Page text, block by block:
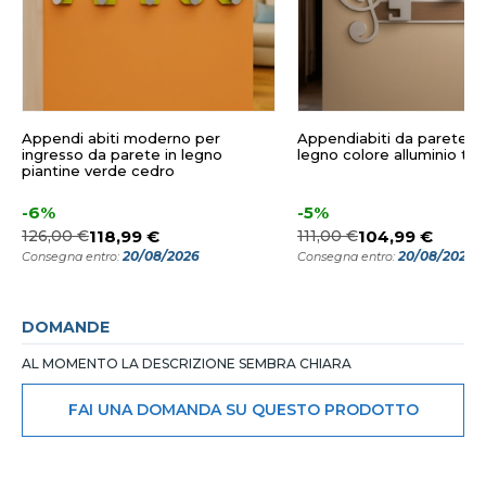
Appendi abiti moderno per
ingresso da parete in legno
piantine verde cedro
-6%
126,00 €118,99 €
Consegna entro:20/08/2026
Appendiabiti da parete
legno colore alluminio
-5%
111,00 €104,99 €
Consegna entro:20/08/2026
DOMANDE
AL MOMENTO LA DESCRIZIONE SEMBRA CHIARA
FAI UNA DOMANDA SU QUESTO PRODOTTO